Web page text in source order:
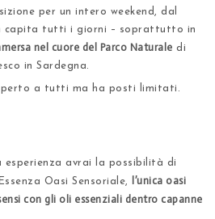
per un intero weekend, dal
capita tutti i giorni – soprattutto in
nel cuore del Parco Naturale di
in Sardegna.
a tutti ma ha posti limitati.
esperienza avrai la possibilità di
Oasi Sensoriale,
l’unica oasi
con gli oli essenziali dentro capanne